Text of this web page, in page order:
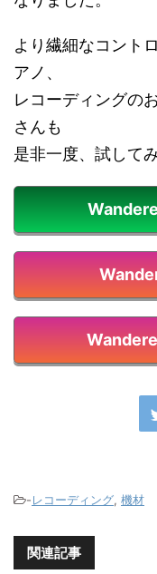
より繊細なコント
アノ、
レコーディングの
さんも
是非一度、試して
-レコーディング, 機材
関連記事